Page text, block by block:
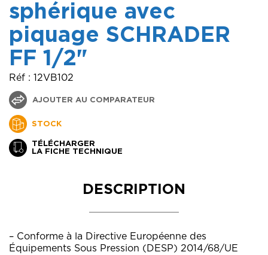
sphérique avec
piquage SCHRADER
FF 1/2"
Réf : 12VB102
AJOUTER AU COMPARATEUR
TÉLÉCHARGER
LA FICHE TECHNIQUE
STOCK
DESCRIPTION
– Conforme à la Directive Européenne des
Équipements Sous Pression (DESP) 2014/68/UE